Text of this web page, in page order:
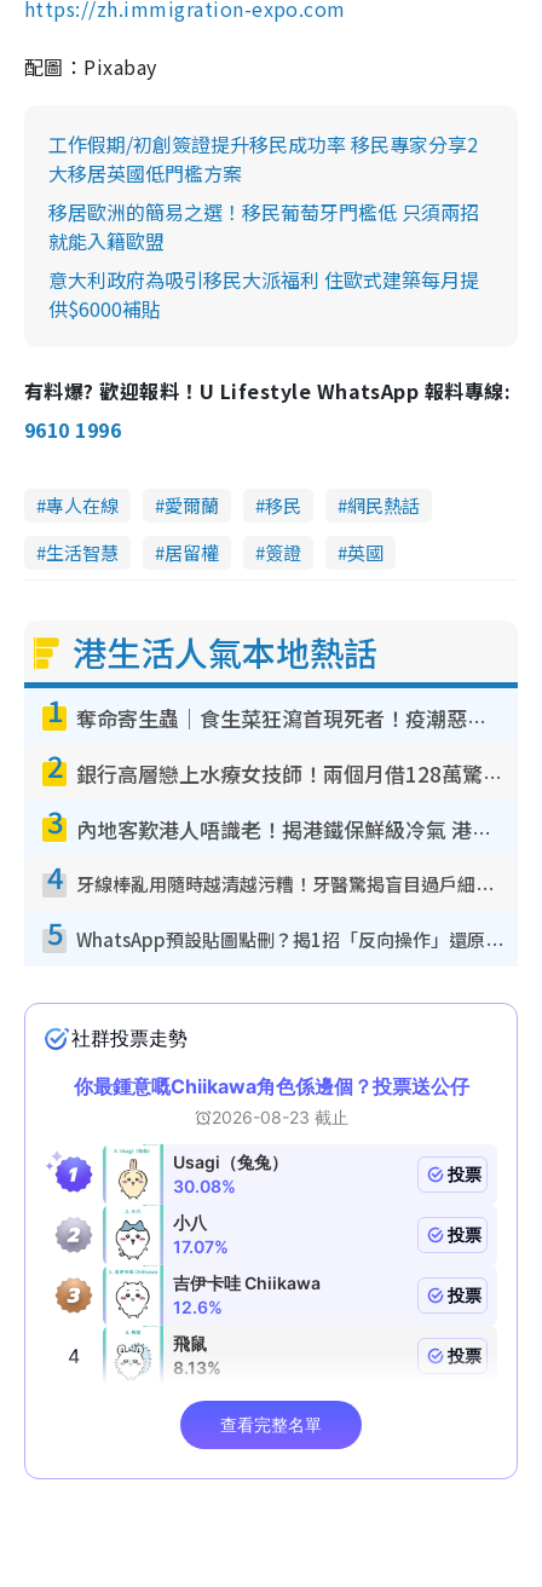
https://zh.immigration-expo.com
配圖：Pixabay
工作假期/初創簽證提升移民成功率 移民專家分享2
大移居英國低門檻方案
移居歐洲的簡易之選！移民葡萄牙門檻低 只須兩招
就能入籍歐盟
意大利政府為吸引移民大派福利 住歐式建築每月提
供$6000補貼
有料爆? 歡迎報料！U Lifestyle WhatsApp 報料專線:
9610 1996
專人在線 愛爾蘭 移民
網民熱話
生活智慧
居留權 簽證 英國
港生活人氣本地熱話
1 奪命寄生蟲｜食生菜狂瀉首現死者！疫潮惡化錄1.8萬宗病例 揭洗菜3大謬誤
2 銀行高層戀上水療女技師！兩個月借128萬驚覺「沉船」沉落火海 揭背後疑似邪教操控賣淫
3 內地客歎港人唔識老！揭港鐵保鮮級冷氣 港人求放過：咪投訴
4 牙線棒亂用隨時越清越污糟！牙醫驚揭盲目過戶細菌恐致蛀牙：呢種先係日常真保養
5 WhatsApp預設貼圖點刪？揭1招「反向操作」還原簡潔介面 附3步實測教學